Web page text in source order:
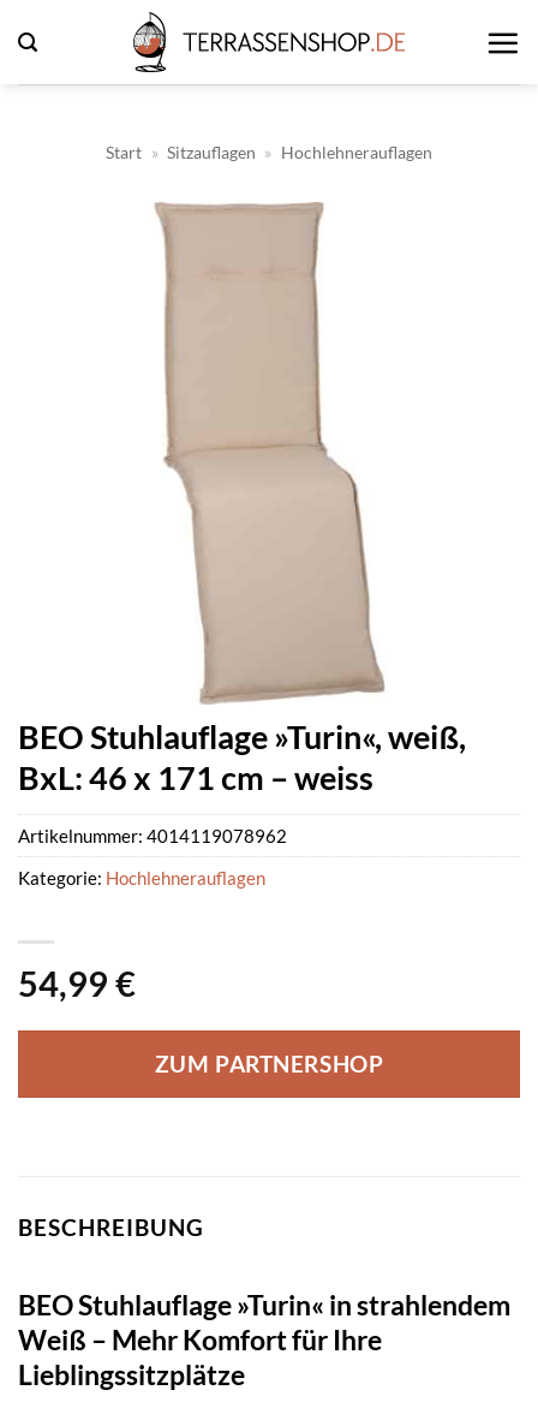
Inhalt
springen
Start » Sitzauflagen » Hochlehnerauflagen
BEO Stuhlauflage »Turin«, weiß,
BxL: 46 x 171 cm – weiss
54,99 €
ZUM PARTNERSHOP
Artikelnummer: 4014119078962
Kategorie: Hochlehnerauflagen
BESCHREIBUNG
BEO Stuhlauflage »Turin« in strahlendem
Weiß – Mehr Komfort für Ihre
Lieblingssitzplätze